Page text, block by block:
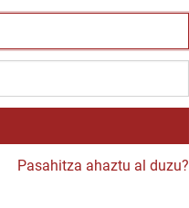
Pasahitza ahaztu al duzu?